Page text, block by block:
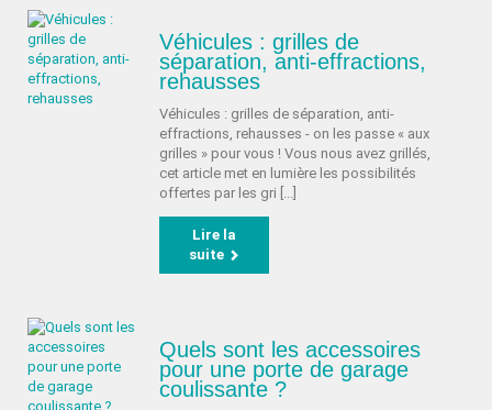
Véhicules : grilles de
séparation, anti-effractions,
rehausses
Véhicules : grilles de séparation, anti-
effractions, rehausses - on les passe « aux
grilles » pour vous ! Vous nous avez grillés,
cet article met en lumière les possibilités
offertes par les gri [...]
Lire la
suite
Quels sont les accessoires
pour une porte de garage
coulissante ?